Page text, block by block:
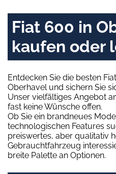
Fiat 600 in
kaufen oder
Entdecken Sie die besten
Oberhavel und sichern Sie
Unser vielfältiges Angebot
fast keine Wünsche offen.
Ob Sie ein brandneues
technologischen Features
preiswertes, aber qualitativ
Gebrauchtfahrzeug
breite Palette an Optionen.